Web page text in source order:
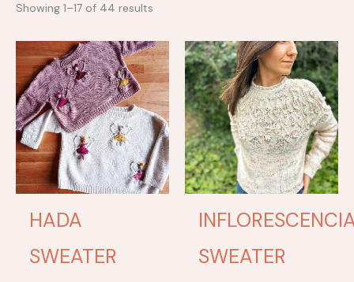
Showing 1–17 of 44 results
HADA
SWEATER
SWEATER